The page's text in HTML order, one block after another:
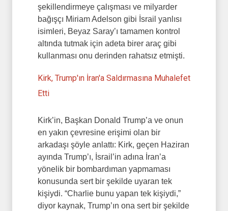
şekillendirmeye çalışması ve milyarder
bağışçı Miriam Adelson gibi İsrail yanlısı
isimleri, Beyaz Saray’ı tamamen kontrol
altında tutmak için adeta birer araç gibi
kullanması onu derinden rahatsız etmişti.
Kirk, Trump'ın İran'a Saldırmasına Muhalefet
Etti
Kirk’in, Başkan Donald Trump’a ve onun
en yakın çevresine erişimi olan bir
arkadaşı şöyle anlattı: Kirk, geçen Haziran
ayında Trump’ı, İsrail’in adına İran’a
yönelik bir bombardıman yapmaması
konusunda sert bir şekilde uyaran tek
kişiydi. “Charlie bunu yapan tek kişiydi,”
diyor kaynak, Trump’ın ona sert bir şekilde